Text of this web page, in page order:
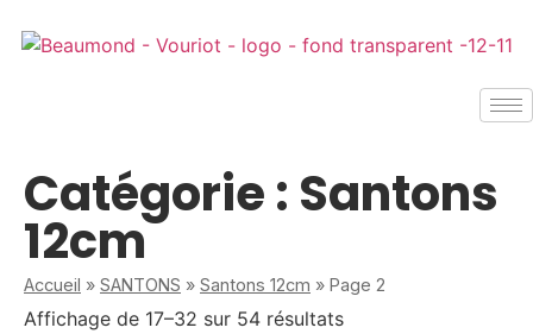
Catégorie : Santons
12cm
Accueil » SANTONS » Santons 12cm » Page 2
Affichage de 17–32 sur 54 résultats